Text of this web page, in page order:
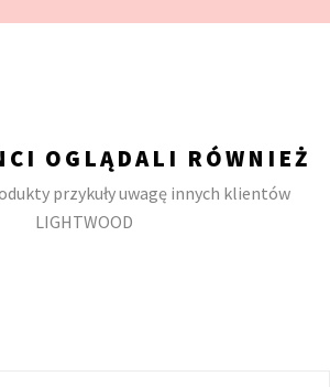
OGLĄDALI RÓWNIEŻ
przykuły uwagę innych klientów
LIGHTWOOD